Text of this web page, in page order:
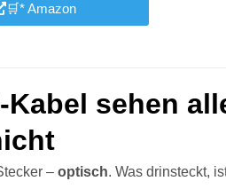
🛒* Amazon
sehen
– optisch. Was drinsteckt,